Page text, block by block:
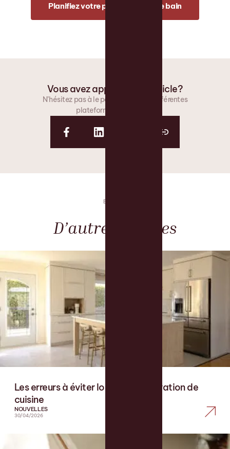
Planifiez votre projet de salle de bain
Vous avez apprécié cet article?
N’hésitez pas à le partager via les différentes
plateformes proposées.
BLOGUE
D’autres articles
Les erreurs à éviter lors d’une rénovation de
cuisine
NOUVELLES
30/04/2026